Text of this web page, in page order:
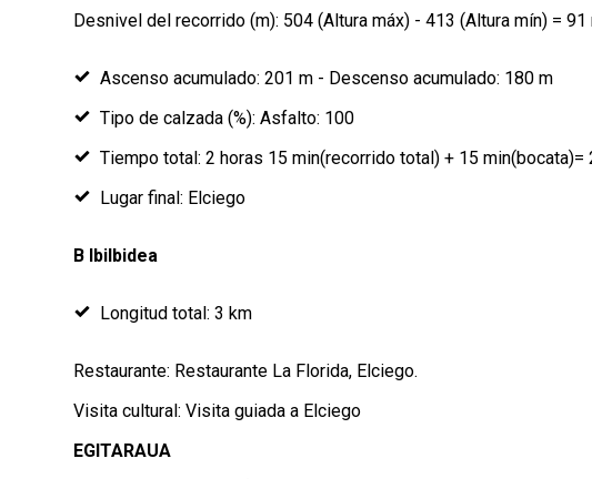
Desnivel del recorrido (m): 504 (Altura máx) - 413 (Altura mín) = 91
Ascenso acumulado: 201 m - Descenso acumulado: 180 m
Tipo de calzada (%): Asfalto: 100
Tiempo total: 2 horas 15 min(recorrido total) + 15
Lugar final: Elciego
B Ibilbidea
Longitud total: 3 km
Restaurante: Restaurante La Florida, Elciego.
Visita cultural: Visita guiada a Elciego
EGITARAUA